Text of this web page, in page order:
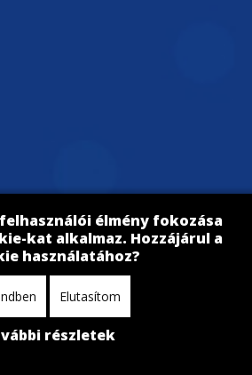
BVSC Minden jog fentartva © 2026
élmény fokozása
kat alkalmaz. Hozzájárul a
használatához?
Elutasítom
részletek